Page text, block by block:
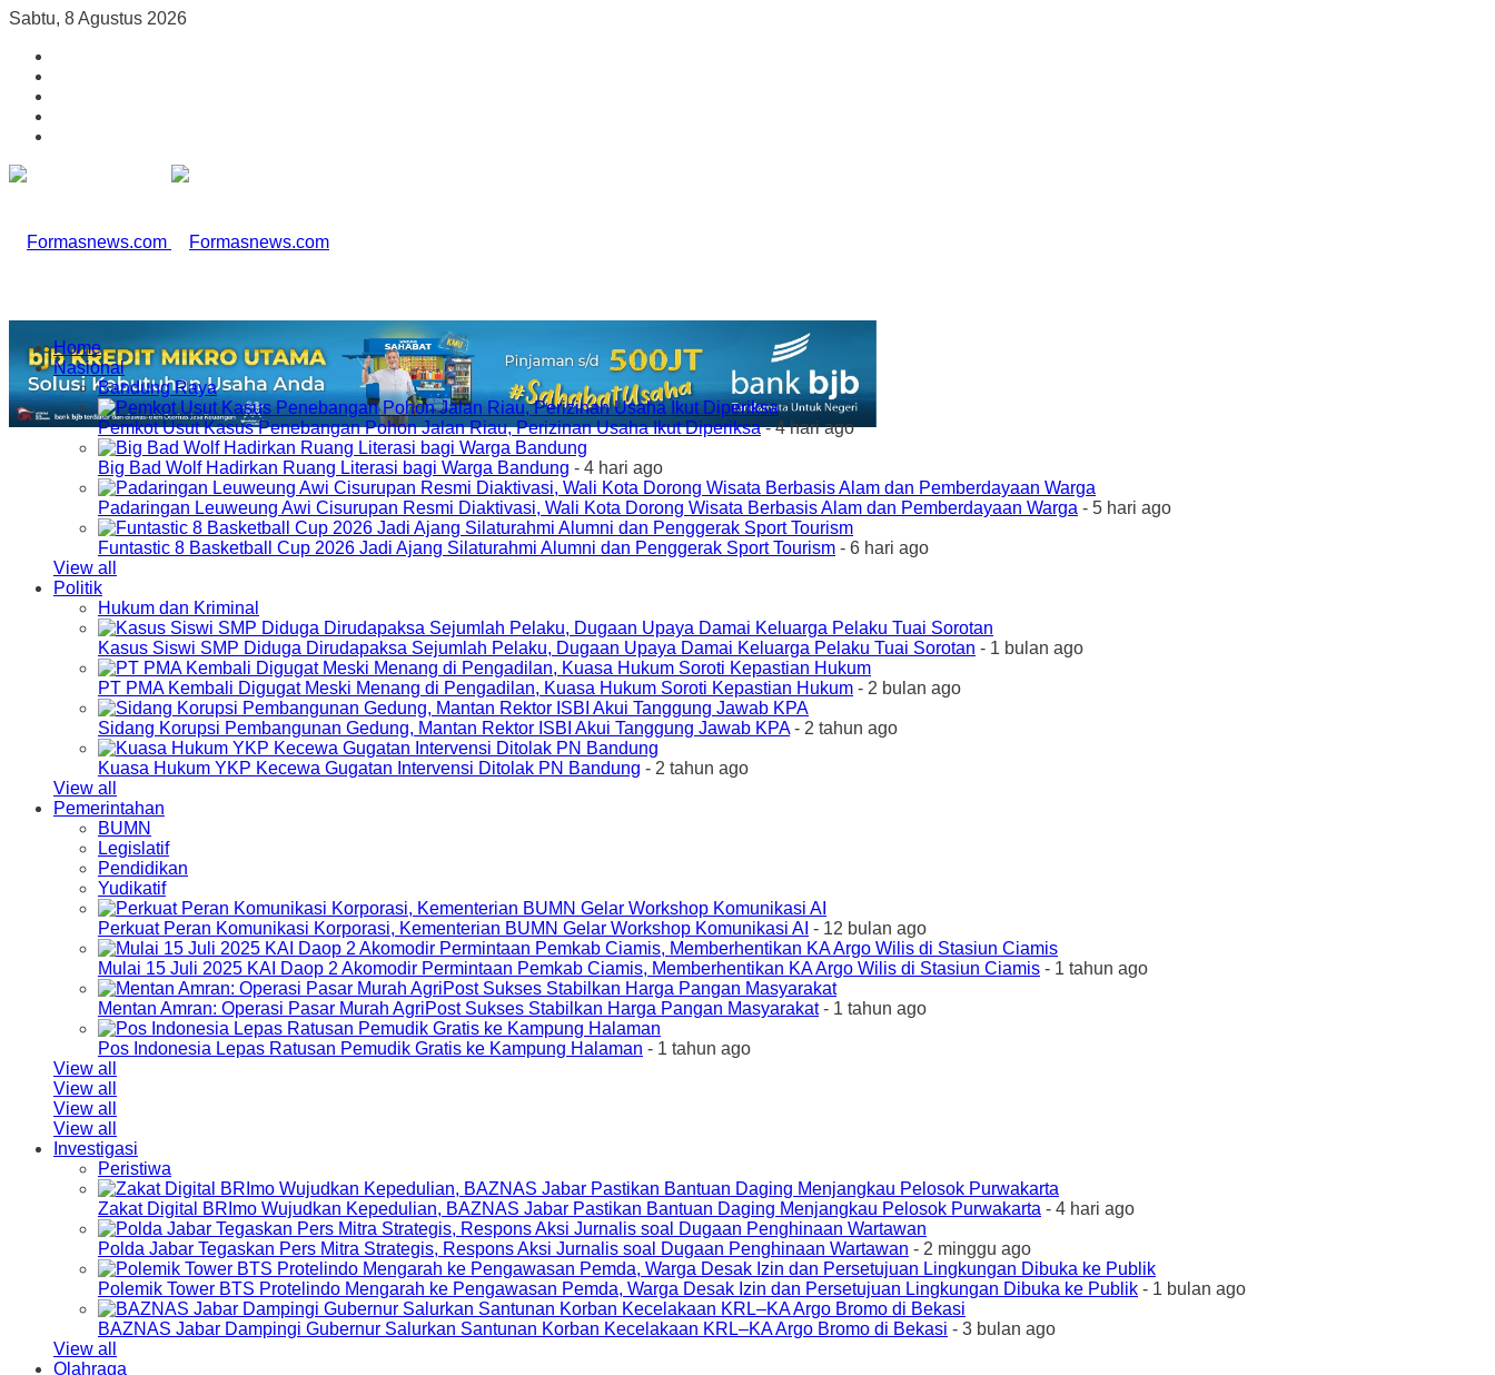
Sabtu, 8 Agustus 2026
Home
Nasional
Bandung Raya
Pemkot Usut Kasus Penebangan Pohon Jalan Riau, Perizinan Usaha Ikut Diperiksa- 4 hari ago
Big Bad Wolf Hadirkan Ruang Literasi bagi Warga Bandung - 4 hari ago
Padaringan Leuweung Awi Cisurupan Resmi Diaktivasi, Wali Kota Dorong Wisata Berbasis Alam dan Pemberdayaan Warga - 5 hari ago
Funtastic 8 Basketball Cup 2026 Jadi Ajang Silaturahmi Alumni dan Penggerak Sport Tourism - 6 hari ago
View all
Politik
Hukum dan Kriminal
Kasus Siswi SMP Diduga Dirudapaksa Sejumlah Pelaku, Dugaan Upaya Damai Keluarga Pelaku Tuai Sorotan - 1 bulan ago
PT PMA Kembali Digugat Meski Menang di Pengadilan, Kuasa Hukum Soroti Kepastian Hukum - 2 bulan ago
Sidang Korupsi Pembangunan Gedung, Mantan Rektor ISBI Akui Tanggung Jawab KPA- 2 tahun ago
Kuasa Hukum YKP Kecewa Gugatan Intervensi Ditolak PN Bandung - 2 tahun ago
View all
Pemerintahan
BUMN
Legislatif
Pendidikan
Yudikatif
Perkuat Peran Komunikasi Korporasi, Kementerian BUMN Gelar Workshop Komunikasi AI - 12 bulan ago
Mulai 15 Juli 2025 KAI Daop 2 Akomodir Permintaan Pemkab Ciamis, Memberhentikan KA Argo Wilis di Stasiun Ciamis - 1 tahun ago
Mentan Amran: Operasi Pasar Murah AgriPost Sukses Stabilkan Harga Pangan Masyarakat- 1 tahun ago
Pos Indonesia Lepas Ratusan Pemudik Gratis ke Kampung Halaman - 1 tahun ago
View all
View all
View all
View all
Investigasi
Peristiwa
Zakat Digital BRImo Wujudkan Kepedulian, BAZNAS Jabar Pastikan Bantuan Daging Menjangkau Pelosok Purwakarta - 4 hari ago
Polda Jabar Tegaskan Pers Mitra Strategis, Respons Aksi Jurnalis soal Dugaan Penghinaan Wartawan - 2 minggu ago
Polemik Tower BTS Protelindo Mengarah ke Pengawasan Pemda, Warga Desak Izin dan Persetujuan Lingkungan Dibuka ke Publik - 1 bulan ago
BAZNAS Jabar Dampingi Gubernur Salurkan Santunan Korban Kecelakaan KRL–KA Argo Bromo di Bekasi - 3 bulan ago
View all
Olahraga